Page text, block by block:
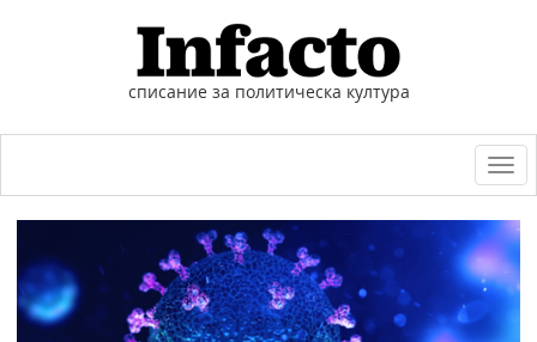
списание за политическа култура